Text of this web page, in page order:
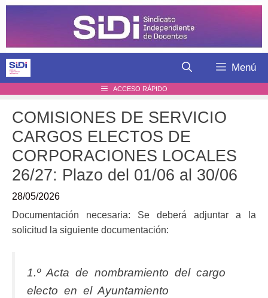
Saltar
Menú
ACCESO RÁPIDO
COMISIONES DE SERVICIO
CARGOS ELECTOS DE
CORPORACIONES LOCALES
26/27: Plazo del 01/06 al 30/06
28/05/2026
Documentación necesaria: Se deberá adjuntar a la
solicitud la siguiente documentación:
1.º Acta de nombramiento del cargo
electo en el Ayuntamiento